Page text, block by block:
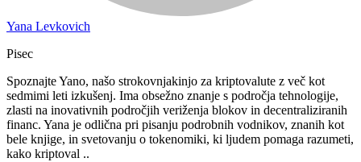
Yana Levkovich
Pisec
Spoznajte Yano, našo strokovnjakinjo za kriptovalute z več kot
sedmimi leti izkušenj. Ima obsežno znanje s področja tehnologije,
zlasti na inovativnih področjih veriženja blokov in decentraliziranih
financ. Yana je odlična pri pisanju podrobnih vodnikov, znanih kot
bele knjige, in svetovanju o tokenomiki, ki ljudem pomaga razumeti,
kako kriptoval ..